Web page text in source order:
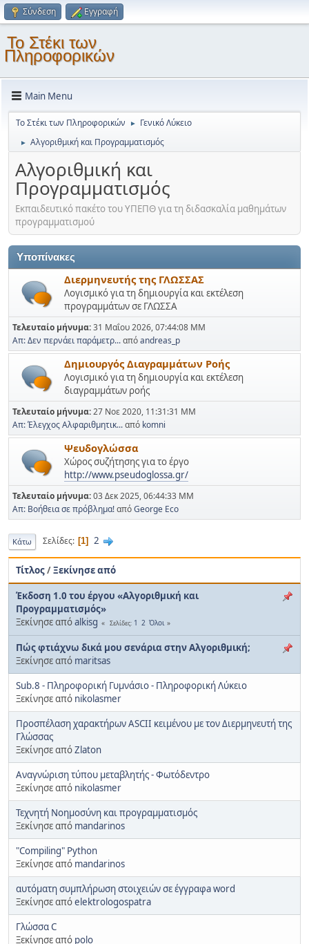
Σύνδεση Εγγραφή
Το Στέκι των
Πληροφορικών
Main Menu
Το Στέκι των Πληροφορικών ► Γενικό Λύκειο
► Αλγοριθμική και Προγραμματισμός
Αλγοριθμική και
Προγραμματισμός
Εκπαιδευτικό πακέτο του ΥΠΕΠΘ για τη διδασκαλία μαθημάτων
προγραμματισμού
Υποπίνακες
Διερμηνευτής της ΓΛΩΣΣΑΣ
Λογισμικό για τη δημιουργία και εκτέλεση
προγραμμάτων σε ΓΛΩΣΣΑ
Τελευταίο μήνυμα:31 Μαΐου 2026, 07:44:08 ΜΜ
Απ: Δεν περνάει παράμετρ...απόandreas_p
Δημιουργός Διαγραμμάτων Ροής
Λογισμικό για τη δημιουργία και εκτέλεση
διαγραμμάτων ροής
Τελευταίο μήνυμα:27 Νοε 2020, 11:31:31 ΜΜ
Απ: Έλεγχος Αλφαριθμητικ...από komni
Ψευδογλώσσα
Χώρος συζήτησης για το έργο
http://www.pseudoglossa.gr/
Τελευταίο μήνυμα:03 Δεκ 2025, 06:44:33 ΜΜ
Απ: Βοήθεια σε πρόβλημα!απόGeorge Eco
Κάτω Σελίδες 1 2
Τίτλος/Ξεκίνησε από
Έκδοση 1.0 του έργου «Αλγοριθμική και
Προγραμματισμός»
Ξεκίνησε απόalkisg Σελίδες 1 2 Όλοι
Πώς φτιάχνω δικά μου σενάρια στην Αλγοριθμική;
Ξεκίνησε από maritsas
Sub.8 - Πληροφορική Γυμνάσιο - Πληροφορική Λύκειο
Ξεκίνησε από nikolasmer
Προσπέλαση χαρακτήρων ASCII κειμένου με τον Διερμηνευτή της
Γλώσσας
Ξεκίνησε απόZlaton
Αναγνώριση τύπου μεταβλητής - Φωτόδεντρο
Ξεκίνησε από nikolasmer
Τεχνητή Νοημοσύνη και προγραμματισμός
Ξεκίνησε από mandarinos
"Compiling" Python
Ξεκίνησε από mandarinos
αυτόματη συμπλήρωση στοιχειών σε έγγραφa word
Ξεκίνησε απόelektrologospatra
Γλώσσα C
Ξεκίνησε από polo